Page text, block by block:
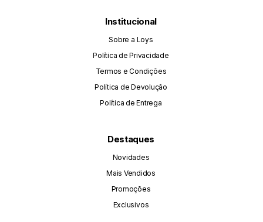
Institucional
Sobre a Loys
Política de Privacidade
Termos e Condições
Política de Devolução
Política de Entrega
Destaques
Novidades
Mais Vendidos
Promoções
Exclusivos